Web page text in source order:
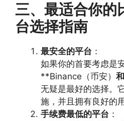
三、最适合你的
台选择指南
最安全的平台 ：
如果你的首要考虑是
**Binance（币安） 和
无疑是最好的选择。
施，并且拥有良好的
手续费最低的平台 ：